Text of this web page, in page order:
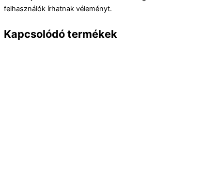
felhasználók írhatnak véleményt.
Kapcsolódó termékek